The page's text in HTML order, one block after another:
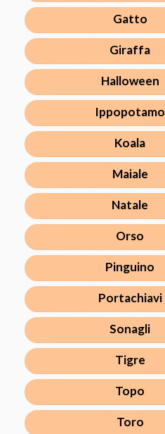
Gatto
Giraffa
Halloween
Ippopotamo
Koala
Maiale
Natale
Orso
Pinguino
Portachiavi
Sonagli
Tigre
Topo
Toro